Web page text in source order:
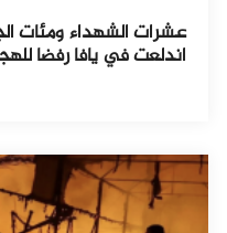
عشرات الشهداء ومئات
اندلعت في يافا رفضا